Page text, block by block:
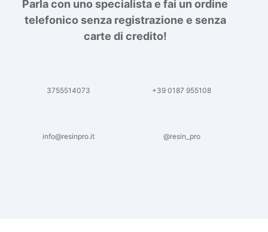
Parla con uno specialista e fai un ordine
telefonico senza registrazione e senza
carte di credito!
3755514073 +39 0187 955108
info@resinpro.it @resin_pro